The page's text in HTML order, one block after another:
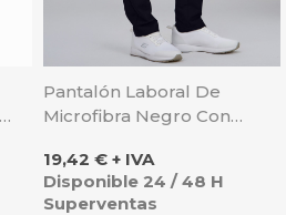
Pantalón Laboral De
Microfibra Negro Con
Precio
19,42 € + IVA
Disponible 24 / 48 H
Superventas